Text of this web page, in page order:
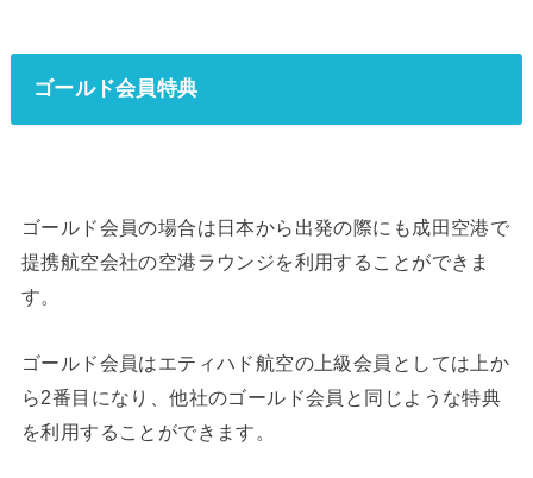
ゴールド会員特典
ゴールド会員の場合は日本から出発の際にも成田空港で
提携航空会社の空港ラウンジを利用することができま
す。
ゴールド会員はエティハド航空の上級会員としては上か
ら2番目になり、他社のゴールド会員と同じような特典
を利用することができます。